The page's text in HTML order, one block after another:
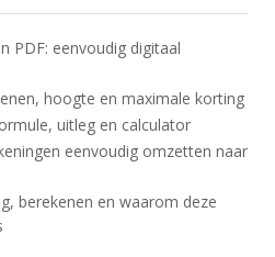
PDF: eenvoudig digitaal
hoogte en maximale korting
uitleg en calculator
eenvoudig omzetten naar
berekenen en waarom deze